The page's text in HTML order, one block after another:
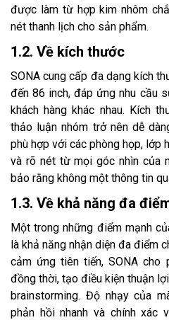
được làm từ hợp kim nhôm
nét thanh lịch cho sản phẩm.
1.2. Về kích thước
SONA cung cấp đa dạng kích
đến 86 inch, đáp ứng nhu cầu
khách hàng khác nhau. Kích
thảo luận nhóm trở nên dễ
phù hợp với các phòng họp, lớp
và rõ nét từ mọi góc nhìn của
bảo rằng không một thông tin
1.3. Về khả năng đa
Một trong những điểm mạnh
là khả năng nhận diện đa điểm
cảm ứng tiên tiến, SONA
đồng thời, tạo điều kiện thuận
brainstorming. Độ nhạy của
phản hồi nhanh và chính xác